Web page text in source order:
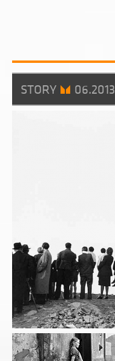
STORY 06.2013